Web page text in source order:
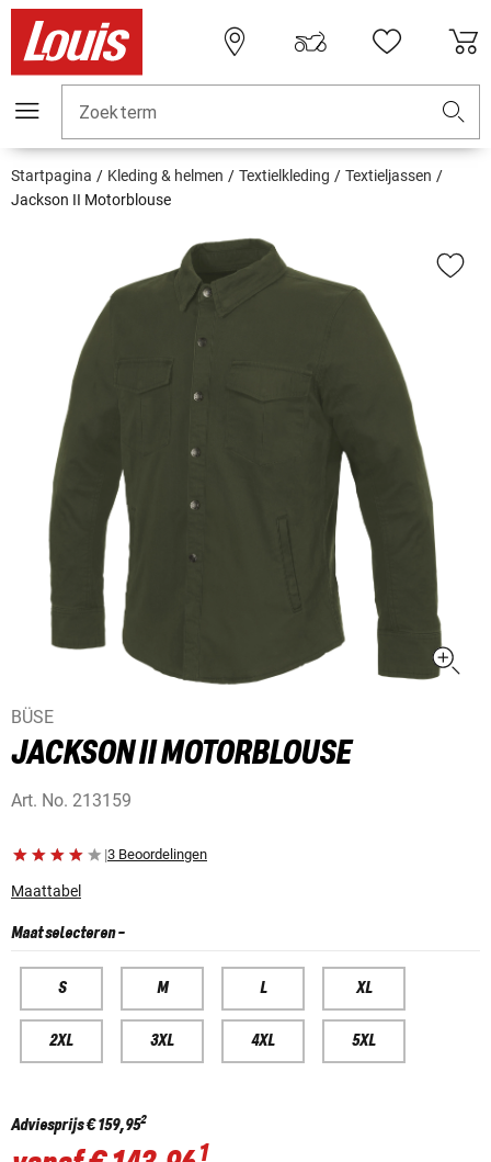
Zoekterm
Startpagina Kleding & helmen Textielkleding
Textieljassen
Jackson II Motorblouse
BÜSE
JACKSON II MOTORBLOUSE
Art. No. 213159
|3 Beoordelingen
Maattabel
Maat selecteren-
S M L XL
2XL 3XL 4XL 5XL
Adviesprijs€ 159,952
1